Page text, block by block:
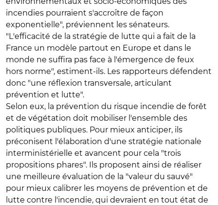
incendies pourraient s'accroître de façon
exponentielle", préviennent les sénateurs.
"L'efficacité de la stratégie de lutte qui a fait de la
France un modèle partout en Europe et dans le
monde ne suffira pas face à l'émergence de feux
hors norme", estiment-ils. Les rapporteurs défendent
donc "une réflexion transversale, articulant
prévention et lutte".
Selon eux, la prévention du risque incendie de forêt
et de végétation doit mobiliser l'ensemble des
politiques publiques. Pour mieux anticiper, ils
préconisent l'élaboration d'une stratégie nationale
interministérielle et avancent pour cela "trois
propositions phares". Ils proposent ainsi de réaliser
une meilleure évaluation de la "valeur du sauvé"
pour mieux calibrer les moyens de prévention et de
lutte contre l'incendie, qui devraient en tout état de